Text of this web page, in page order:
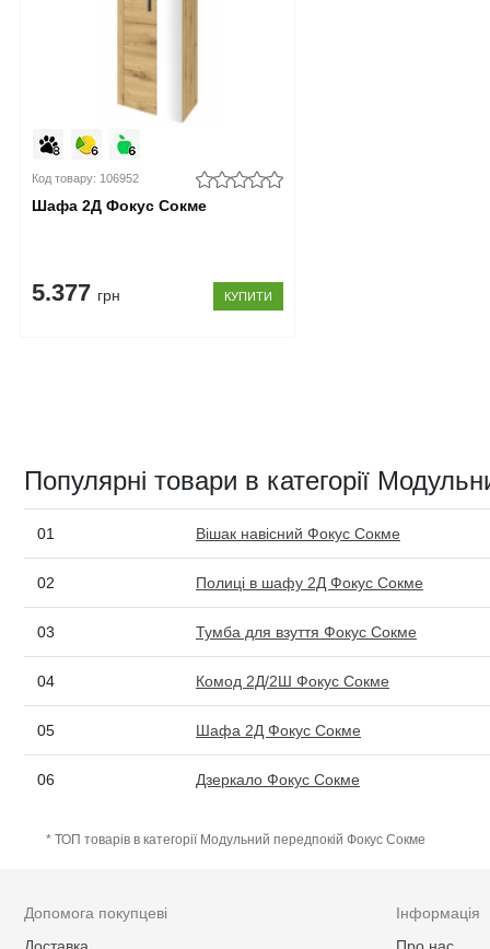
Код товару: 106952
Шафа 2Д Фокус Сокме
5.377 грн КУПИТИ
Популярні товари в категорії
01 Вішак навісний Фокус Сокме
02 Полиці в шафу 2Д Фокус Сокме
03 Тумба для взуття Фокус Сокме
04 Комод 2Д/2Ш Фокус Сокме
05 Шафа 2Д Фокус Сокме
06 Дзеркало Фокус Сокме
* ТОП товарів в категорії Модульний передпокій Фокус Сокме
Допомога покупцеві
Інформація